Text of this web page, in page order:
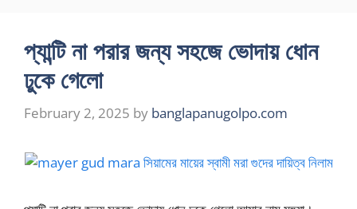
প্যান্টি না পরার জন্য সহজে ভোদায় ধোন
ঢুকে গেলো
February 2, 2025 by banglapanugolpo.com